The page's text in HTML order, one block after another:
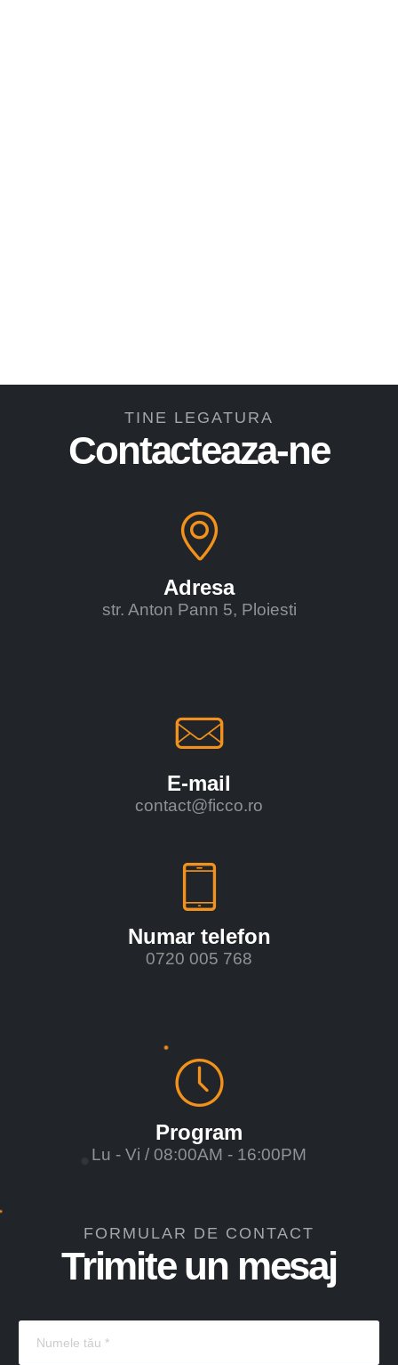
TINE LEGATURA
Contacteaza-ne
Adresa
str. Anton Pann 5, Ploiesti
E-mail
contact@ficco.ro
Numar telefon
0720 005 768
Program
Lu - Vi / 08:00AM - 16:00PM
FORMULAR DE CONTACT
Trimite un mesaj